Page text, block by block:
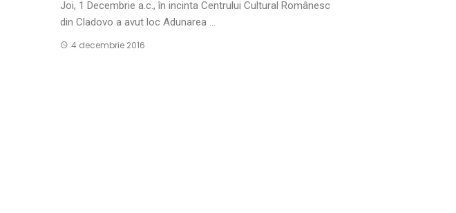
Joi, 1 Decembrie a.c., în incinta Centrului Cultural Românesc
din Cladovo a avut loc Adunarea ...
4 decembrie 2016